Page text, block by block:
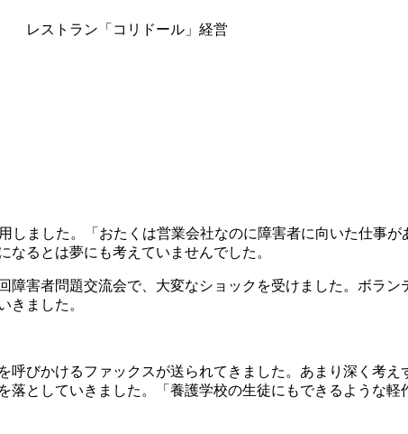
ストラン「コリドール」経営
ました。「おたくは営業会社なのに障害者に向いた仕事
るとは夢にも考えていませんでした。
害者問題交流会で、大変なショックを受けました。ボラ
きました。
びかけるファックスが送られてきました。あまり深く考え
落としていきました。「養護学校の生徒にもできるような